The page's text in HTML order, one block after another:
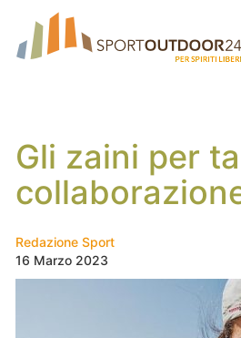
Gli zaini per
Redazione Sport
16 Marzo 2023